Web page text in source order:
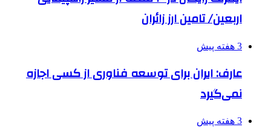
اربعین/ تامین ارز زائران
3 هفته پیش
عارف: ایران برای توسعه فناوری از کسی اجازه
نمی‌گیرد
3 هفته پیش